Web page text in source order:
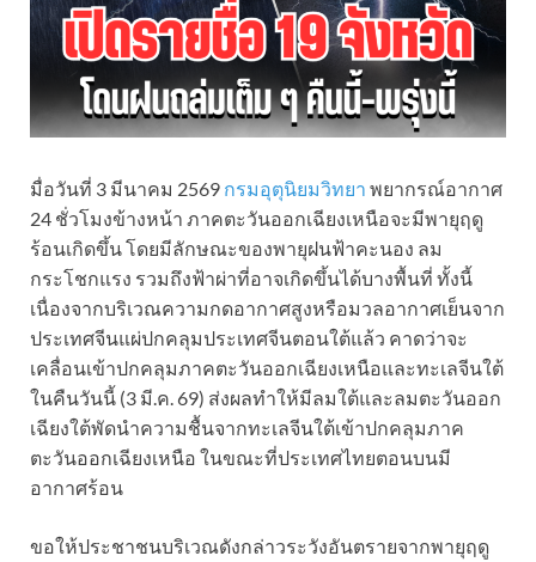
มื่อวันที่ 3 มีนาคม 2569 กรมอุตุนิยมวิทยา พยากรณ์อากาศ
24 ชั่วโมงข้างหน้า ภาคตะวันออกเฉียงเหนือจะมีพายุฤดู
ร้อนเกิดขึ้น โดยมีลักษณะของพายุฝนฟ้าคะนอง ลม
กระโชกแรง รวมถึงฟ้าผ่าที่อาจเกิดขึ้นได้บางพื้นที่ ทั้งนี้
เนื่องจากบริเวณความกดอากาศสูงหรือมวลอากาศเย็นจาก
ประเทศจีนแผ่ปกคลุมประเทศจีนตอนใต้แล้ว คาดว่าจะ
เคลื่อนเข้าปกคลุมภาคตะวันออกเฉียงเหนือและทะเลจีนใต้
ในคืนวันนี้ (3 มี.ค. 69) ส่งผลทำให้มีลมใต้และลมตะวันออก
เฉียงใต้พัดนำความชื้นจากทะเลจีนใต้เข้าปกคลุมภาค
ตะวันออกเฉียงเหนือ ในขณะที่ประเทศไทยตอนบนมี
อากาศร้อน
ขอให้ประชาชนบริเวณดังกล่าวระวังอันตรายจากพายุฤดู